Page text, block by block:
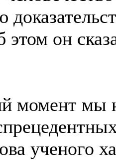
он
момент мы
ученого